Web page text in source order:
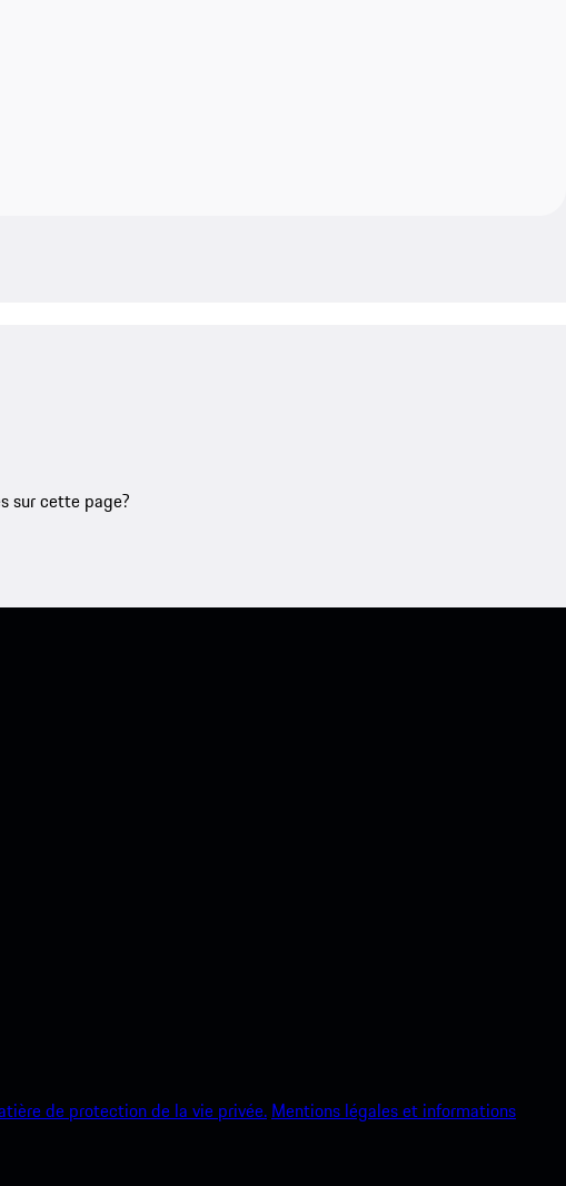
sur cette page?
de protection de la vie privée. Mentions légales et informations